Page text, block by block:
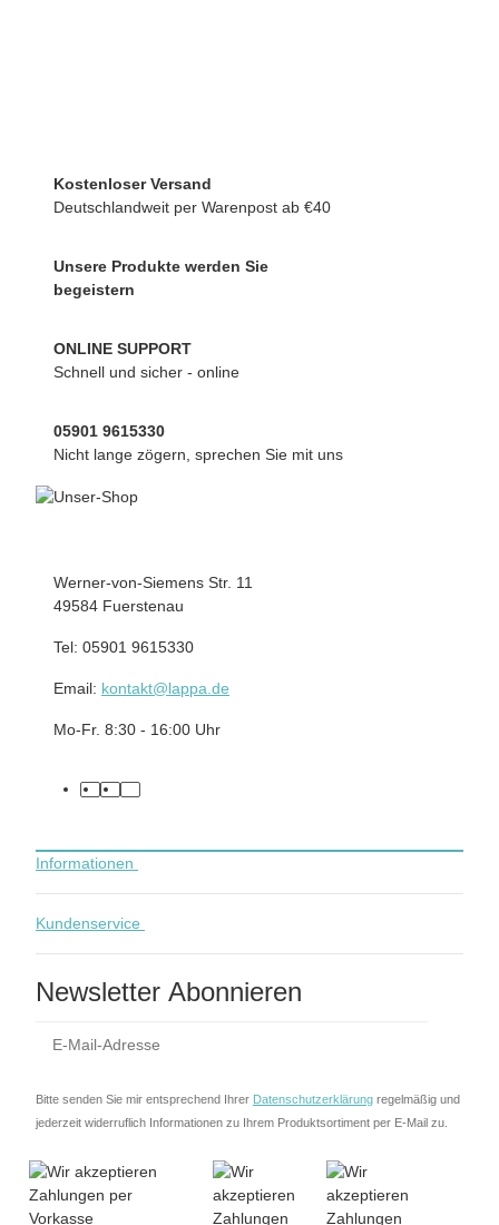
Kostenloser Versand
Deutschlandweit per Warenpost ab €40
Unsere Produkte werden Sie
begeistern
ONLINE SUPPORT
Schnell und sicher - online
05901 9615330
Nicht lange zögern, sprechen Sie mit uns
Werner-von-Siemens Str. 11
49584 Fuerstenau
Tel: 05901 9615330
Email: kontakt@lappa.de
Mo-Fr. 8:30 - 16:00 Uhr
facebook
instagram
tiktok
Informationen
Kundenservice
Newsletter Abonnieren
Bitte senden Sie mir entsprechend Ihrer Datenschutzerklärung regelmäßig und
jederzeit widerruflich Informationen zu Ihrem Produktsortiment per E-Mail zu.